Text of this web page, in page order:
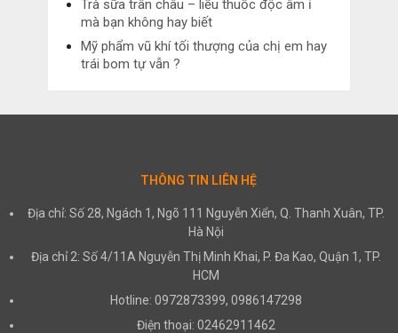
Trà sữa trân châu – liều thuốc độc âm ỉ
mà bạn không hay biết
Mỹ phẩm vũ khí tối thượng của chị em hay
trái bom tự vẫn ?
THÔNG TIN LIÊN HỆ
Địa chỉ: Số 28, Ngách 1, Ngõ 111 Nguyễn Xiển, Q. Thanh Xuân, TP.
Hà Nội
Địa chỉ 2: Số 4/11A Nguyễn Thị Minh Khai, P. Đa Kao, Quận 1, TP.
HCM
Hotline: 0972873399, 0986147298
Điện thoại: 02462911462